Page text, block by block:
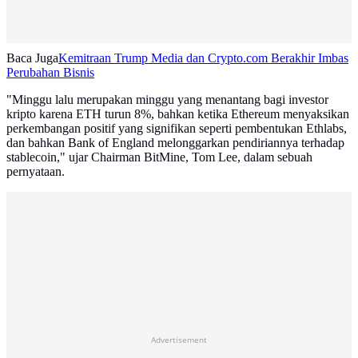
Baca JugaKemitraan Trump Media dan Crypto.com Berakhir Imbas
Perubahan Bisnis
"Minggu lalu merupakan minggu yang menantang bagi investor
kripto karena ETH turun 8%, bahkan ketika Ethereum menyaksikan
perkembangan positif yang signifikan seperti pembentukan Ethlabs,
dan bahkan Bank of England melonggarkan pendiriannya terhadap
stablecoin," ujar Chairman BitMine, Tom Lee, dalam sebuah
pernyataan.
Advertisement